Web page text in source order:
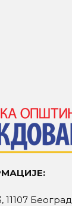
11107 Београд